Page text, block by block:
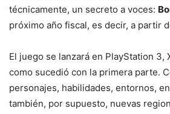
técnicamente, un secreto a voces:
próximo año fiscal, es decir, a partir
El juego se lanzará en PlayStation 3,
como sucedió con la primera parte.
personajes, habilidades, entornos,
también, por supuesto, nuevas